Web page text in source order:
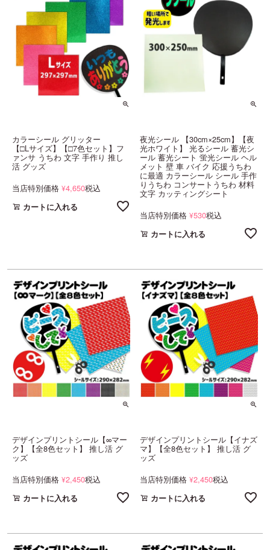
カラーシール グリッター
【□Lサイズ】【□7色セット】フ
ァンサ うちわ 文字 手作り 推し
活 グッズ
当店特別価格 ¥4,650税込
カートに入れる
夜光シール 【30cm×25cm】【夜
光ホワイト】 光るシール 蓄光シ
ール 蓄光シート 蛍光シール ヘル
メット 壁 車 バイク 応援うちわ
に最適 カラーシール シール 手作
りうちわ コンサートうちわ 材料
文字 カッティングシート
当店特別価格 ¥530税込
カートに入れる
デザインプリントシール【∞マー
ク】【全8色セット】 推し活 グ
ッズ
当店特別価格 ¥2,450税込
カートに入れる
デザインプリントシール【イナズ
マ】【全8色セット】 推し活 グ
ッズ
当店特別価格 ¥2,450税込
カートに入れる